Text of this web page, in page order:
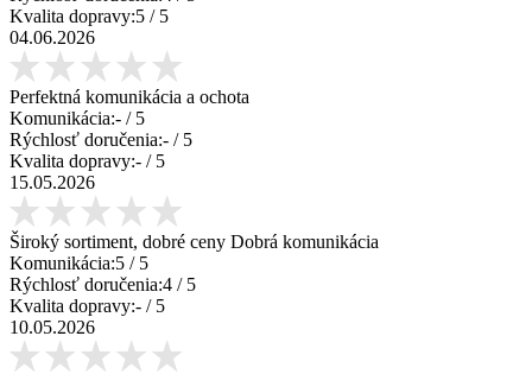
Kvalita dopravy:5 / 5
04.06.2026
Perfektná komunikácia a ochota
Komunikácia:- / 5
Rýchlosť doručenia:- / 5
Kvalita dopravy:- / 5
15.05.2026
Široký sortiment, dobré ceny Dobrá komunikácia
Komunikácia:5 / 5
Rýchlosť doručenia:4 / 5
Kvalita dopravy:- / 5
10.05.2026